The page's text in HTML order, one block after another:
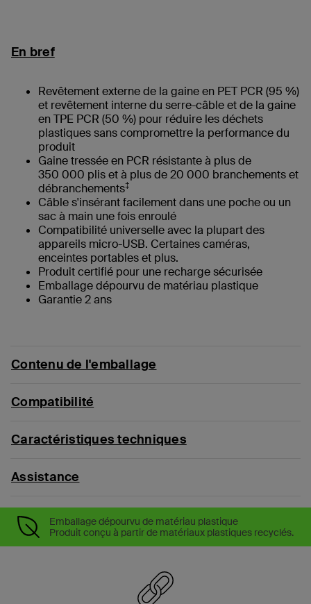
En bref
Revêtement externe de la gaine en PET PCR (95 %)
et revêtement interne du serre-câble et de la gaine
en TPE PCR (50 %) pour réduire les déchets
plastiques sans compromettre la performance du
produit
Gaine tressée en PCR résistante à plus de
350 000 plis et à plus de 20 000 branchements et
débranchements‡
Câble s'insérant facilement dans une poche ou un
sac à main une fois enroulé
Compatibilité universelle avec la plupart des
appareils micro-USB. Certaines caméras,
enceintes portables et plus.
Produit certifié pour une recharge sécurisée
Emballage dépourvu de matériau plastique
Garantie 2 ans
Contenu de l'emballage
Compatibilité
Caractéristiques techniques
Assistance
Emballage dépourvu de matériau plastique
Produit conçu à partir de matériaux plastiques recyclés.